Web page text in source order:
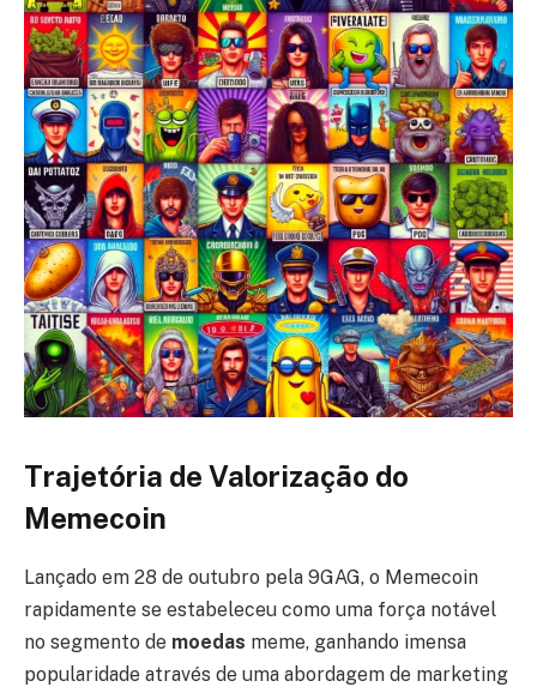
Trajetória de Valorização do
Memecoin
Lançado em 28 de outubro pela 9GAG, o Memecoin
rapidamente se estabeleceu como uma força notável
no segmento de moedas meme, ganhando imensa
popularidade através de uma abordagem de marketing